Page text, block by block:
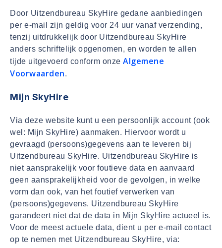
Door Uitzendbureau SkyHire gedane aanbiedingen
per e-mail zijn geldig voor 24 uur vanaf verzending,
tenzij uitdrukkelijk door Uitzendbureau SkyHire
anders schriftelijk opgenomen, en worden te allen
tijde uitgevoerd conform onze Algemene
Voorwaarden.
Mijn SkyHire
Via deze website kunt u een persoonlijk account (ook
wel: Mijn SkyHire) aanmaken. Hiervoor wordt u
gevraagd (persoons)gegevens aan te leveren bij
Uitzendbureau SkyHire. Uitzendbureau SkyHire is
niet aansprakelijk voor foutieve data en aanvaard
geen aansprakelijkheid voor de gevolgen, in welke
vorm dan ook, van het foutief verwerken van
(persoons)gegevens. Uitzendbureau SkyHire
garandeert niet dat de data in Mijn SkyHire actueel is.
Voor de meest actuele data, dient u per e-mail contact
op te nemen met Uitzendbureau SkyHire, via: